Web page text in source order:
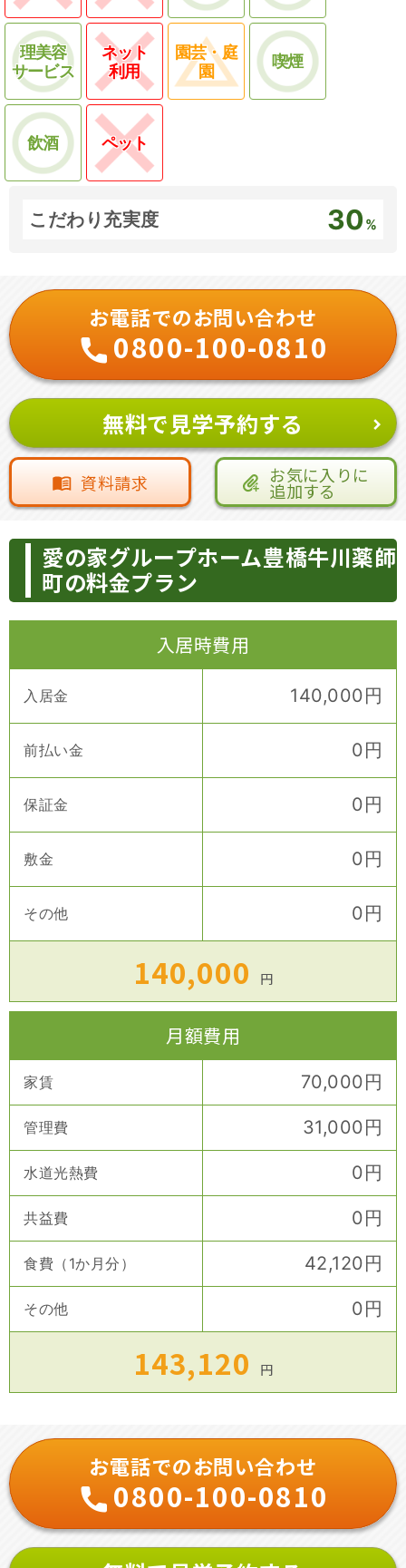
理美容
サービス
ネット
利用
園芸・庭
園
喫煙
飲酒 ペット
こだわり充実度 30 %
お電話でのお問い合わせ
0800-100-0810
無料で見学予約する
資料請求 お気に入りに
追加する
愛の家グループホーム豊橋牛川薬師
町の料金プラン
入居時費用
入居金 140,000円
前払い金 0円
保証金 0円
敷金 0円
その他 0円
140,000 円
月額費用
家賃 70,000円
管理費 31,000円
水道光熱費 0円
共益費 0円
食費（1か月分） 42,120円
その他 0円
143,120 円
お電話でのお問い合わせ
0800-100-0810